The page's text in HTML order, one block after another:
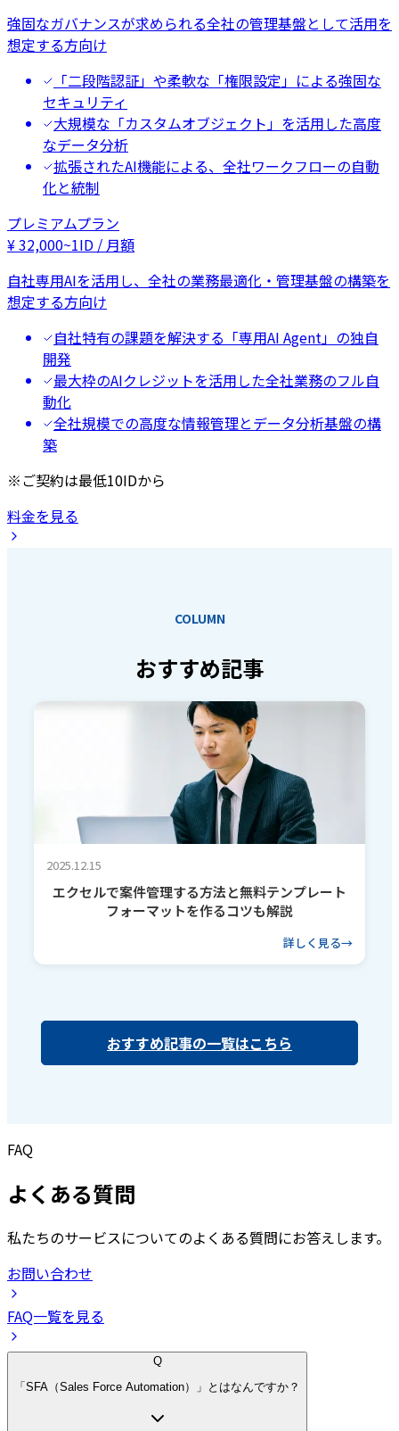
強固なガバナンスが求められる全社の管理基盤として活用を
想定する方向け
「二段階認証」や柔軟な「権限設定」による強固な
セキュリティ
大規模な「カスタムオブジェクト」を活用した高度
なデータ分析
拡張されたAI機能による、全社ワークフローの自動
化と統制
プレミアムプラン
¥32,000~1ID / 月額
自社専用AIを活用し、全社の業務最適化・管理基盤の構築を
想定する方向け
自社特有の課題を解決する「専用AI Agent」の独自
開発
最大枠のAIクレジットを活用した全社業務のフル自
動化
全社規模での高度な情報管理とデータ分析基盤の構
築
※ご契約は最低10IDから
料金を見る
COLUMN
おすすめ記事
2025.12.15
エクセルで案件管理する方法と無料テンプレート
フォーマットを作るコツも解説
詳しく見る
おすすめ記事の一覧はこちら
FAQ
よくある質問
私たちのサービスについてのよくある質問にお答えします。
お問い合わせ
FAQ一覧を見る
Q
「SFA（Sales Force Automation）」とはなんですか？